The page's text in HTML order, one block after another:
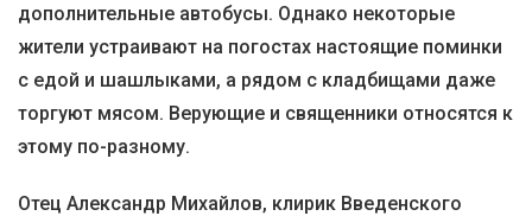
дополнительные автобусы. Однако некоторые
жители устраивают на погостах настоящие поминки
с едой и шашлыками, а рядом с кладбищами даже
торгуют мясом. Верующие и священники относятся к
этому по-разному.
Отец Александр Михайлов, клирик Введенского